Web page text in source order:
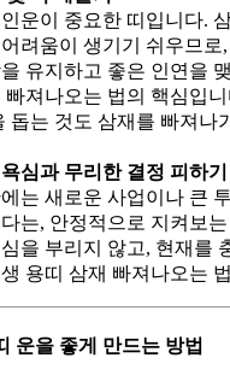
운이 중요한 띠입니다.
려움이 생기기 쉬우므로
유지하고 좋은 인연을
빠져나오는 법의 핵심입니
돕는 것도 삼재를 빠져나
심과 무리한 결정 피하기
는 새로운 사업이나 큰
는, 안정적으로 지켜보
을 부리지 않고, 현재를
생 용띠 삼재 빠져나오는
운을 좋게 만드는 방법